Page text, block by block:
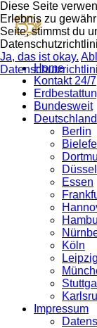
Home
Kontakt 24/7
Bundesweit
Deutschland
Berlin
Essen
Köln
Leipzig
Impressum
Diese Seite
Erlebnis zu
Seite, stimmst du
Ja, das ist okay.